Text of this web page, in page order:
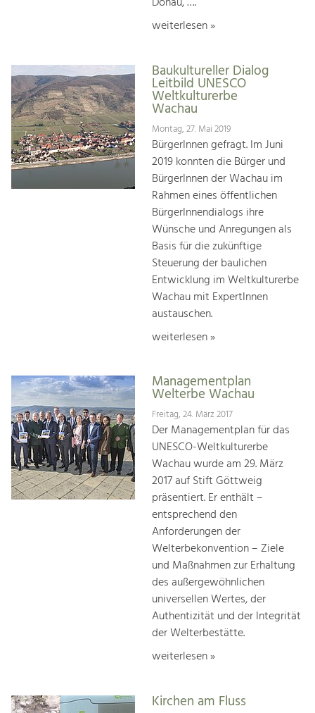
weiterlesen »
Baukultureller Dialog
Leitbild UNESCO
Weltkulturerbe
Wachau
Montag, 27. Mai 2019
BürgerInnen gefragt. Im Juni
2019 konnten die Bürger und
BürgerInnen der Wachau im
Rahmen eines öffentlichen
BürgerInnendialogs ihre
Wünsche und Anregungen als
Basis für die zukünftige
Steuerung der baulichen
Entwicklung im Weltkulturerbe
Wachau mit ExpertInnen
austauschen.
weiterlesen »
Managementplan
Welterbe Wachau
Freitag, 24. März 2017
Der Managementplan für das
UNESCO-Weltkulturerbe
Wachau wurde am 29. März
2017 auf Stift Göttweig
präsentiert. Er enthält –
entsprechend den
Anforderungen der
Welterbekonvention – Ziele
und Maßnahmen zur Erhaltung
des außergewöhnlichen
universellen Wertes, der
Authentizität und der Integrität
der Welterbestätte.
weiterlesen »
Kirchen am Fluss